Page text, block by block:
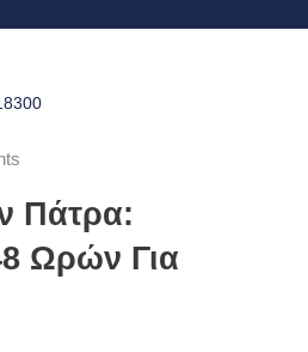
Πάτρα:
Ωρών Για